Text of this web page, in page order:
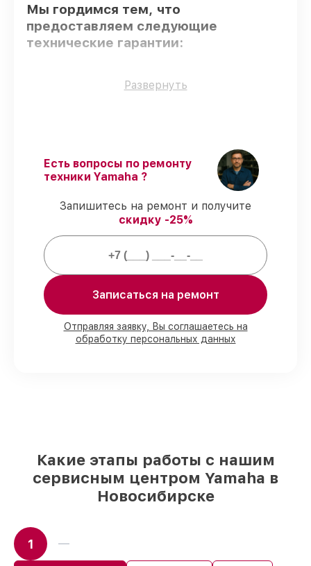
Мы гордимся тем, что
предоставляем следующие
технические гарантии:
Только фирменные комплектующие
Точное соблюдение сроков
–
соблюдаем сроки починки синтезатора
NP-V80, согласованные с клиентом.
Гарантийное обслуживание– все
работы по сервису проводятся с
официальной гарантией.
Мы гарантируем:
80%работ в вашем присутствии
90%комплектующих для синтезаторов
на складе или доступны для срочного
Развернуть
Есть вопросы по ремонту
техники Yamaha ?
Запишитесь на ремонт и получите
скидку -25%
Записаться на ремонт
Отправляя заявку, Вы соглашаетесь на
обработку персональных данных
Какие этапы работы с нашим
сервисным центром Yamaha в
Новосибирске
1